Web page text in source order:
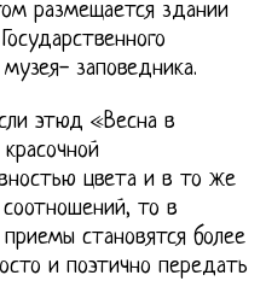
размещается здании
заповедника.
этюд «Весна в
цвета и в то же
то в
становятся более
и поэтично передать